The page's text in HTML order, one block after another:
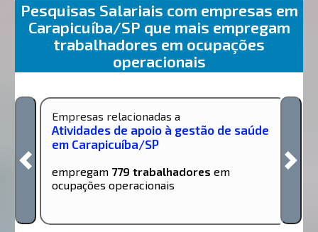
Pesquisas Salariais com empresas em
Carapicuíba/SP que mais empregam
trabalhadores em ocupações
operacionais
Empresas relacionadas a
Atividades de apoio à gestão de saúde
em Carapicuíba/SP
empregam 779 trabalhadores em
ocupações operacionais